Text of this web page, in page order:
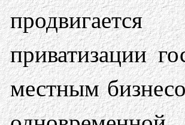
приватизации
местным